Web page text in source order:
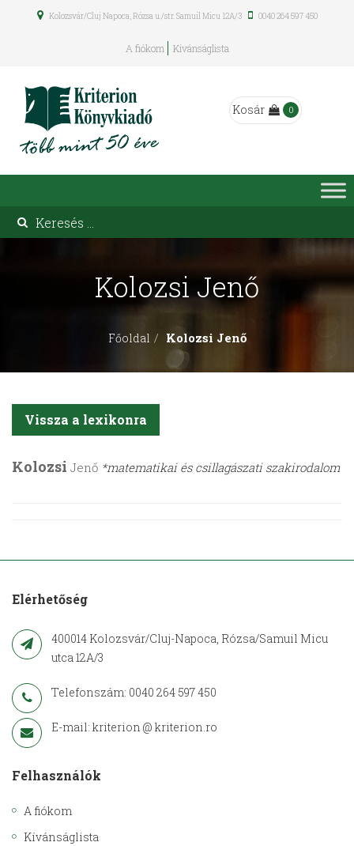
Kolozsvár/Cluj Napoca, Rózsa u./str. Samuil Micu 12A/3 0040 264 597 450
A fiókom Kívánságlista
Kosár 0
Kolozsi Jenő
Főoldal Kolozsi Jenő
Vissza a lexikonra
Kolozsi Jenő *matematikai és csillagászati szakirodalom
Elérhetőség
400014 Kolozsvár/Cluj-Napoca, Rózsa/Samuil Micu
utca 12A/3
Telefonszám: 0040 264 597 450
E-mail: kriterion @ kriterion.ro
Felhasználók
A fiókom
Kívánságlista